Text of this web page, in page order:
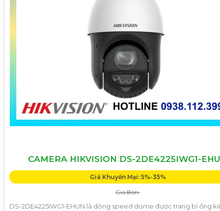
CAMERA HIKVISION DS-2DE4225IWG1-
Giá Khuyến Mại: 5%-35%
Giá Bán:
DS-2DE4225IWG1-EHUN là dòng speed dome được trang bị ống